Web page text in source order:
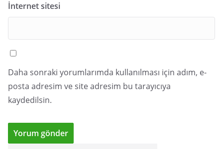
İnternet sitesi
Daha sonraki yorumlarımda kullanılması için adım, e-
posta adresim ve site adresim bu tarayıcıya
kaydedilsin.